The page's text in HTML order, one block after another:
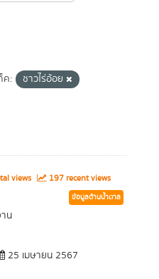
ค:
ชาวไร่อ้อย
views 197 recent views
ข้อมูลด้านน้ำตาล
น
25 เมษายน 2567